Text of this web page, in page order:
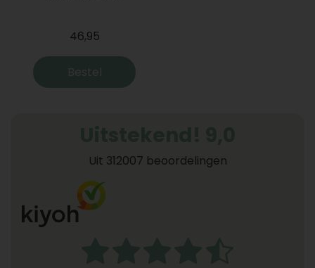
46,95
Bestel
Uit 312007 beoordelingen